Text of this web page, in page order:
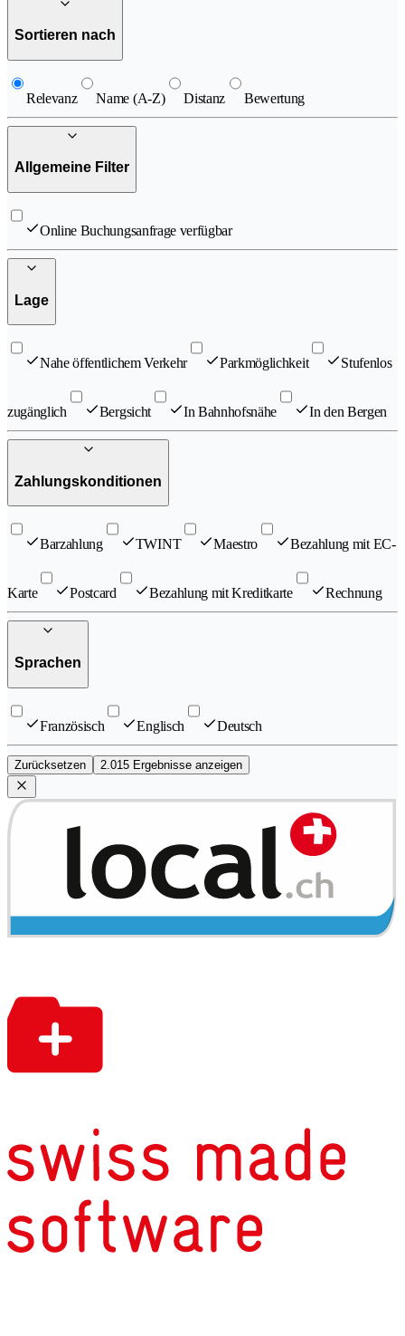
Sortieren nach
Relevanz Name (A-Z) Distanz Bewertung
Allgemeine Filter
Online Buchungsanfrage verfügbar
Lage
Nahe öffentlichem Verkehr Parkmöglichkeit Stufenlos
zugänglich Bergsicht In Bahnhofsnähe In den Bergen
Zahlungskonditionen
Barzahlung TWINT Maestro Bezahlung mit EC-
Karte Postcard Bezahlung mit Kreditkarte Rechnung
Sprachen
Französisch Englisch Deutsch
Zurücksetzen 2.015 Ergebnisse anzeigen